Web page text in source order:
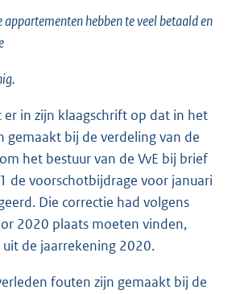
appartementen hebben te veel betaald en
in zijn klaagschrift op dat in het
gemaakt bij de verdeling van de
het bestuur van de VvE bij brief
de voorschotbijdrage voor januari
Die correctie had volgens
2020 plaats moeten vinden,
de jaarrekening 2020.
fouten zijn gemaakt bij de